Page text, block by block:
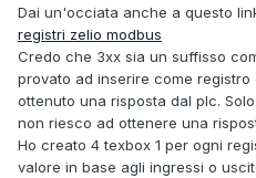
Dai un'occiata anche a questo
registri zelio modbus
Credo che 3xx sia un suffisso
provato ad inserire come
ottenuto una risposta dal plc.
non riesco ad ottenere una
Ho creato 4 texbox 1 per ogni
valore in base agli ingressi o